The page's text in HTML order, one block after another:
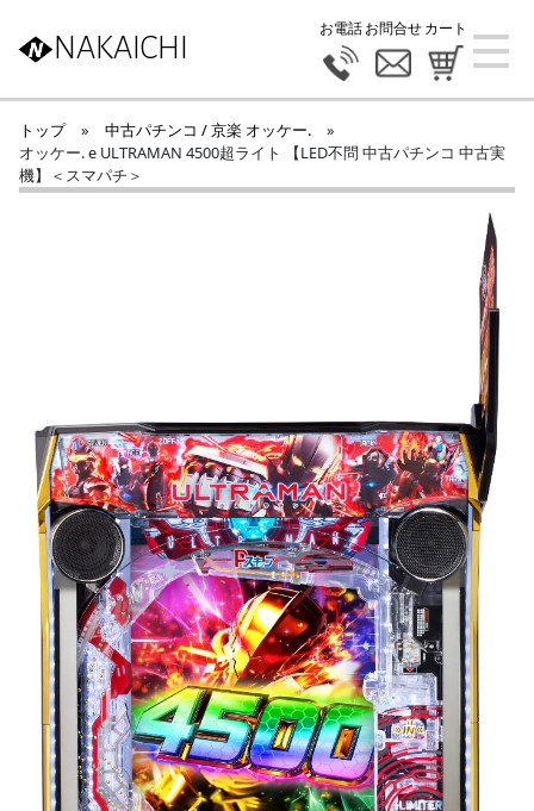
NAKAICHI
お電話お問合せカート
トップ » 中古パチンコ / 京楽 オッケー.
»
オッケー. e ULTRAMAN 4500超ライト 【LED不問 中古パチンコ 中古実
機】＜スマパチ＞